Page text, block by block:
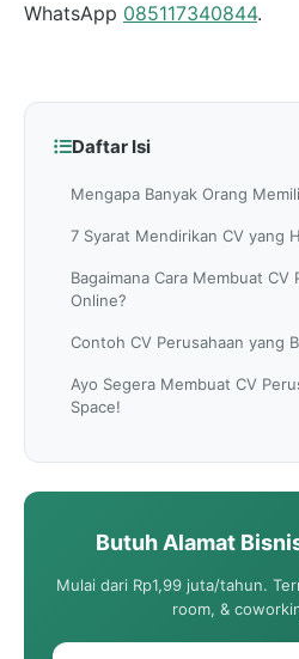
WhatsApp 085117340844.
Daftar Isi
Mengapa Banyak Orang
7 Syarat Mendirikan CV yang
Bagaimana Cara Membuat CV
Online?
Contoh CV Perusahaan yang
Ayo Segera Membuat CV
Space!
Butuh Alamat
Mulai dari Rp1,99 juta/tahun.
room, &